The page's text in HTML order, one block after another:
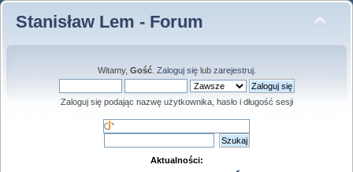
Stanisław Lem - Forum
Witamy, Gość. Zaloguj sięlub zarejestruj.
Zaloguj się podając nazwę użytkownika, hasło i długość sesji
Aktualności: